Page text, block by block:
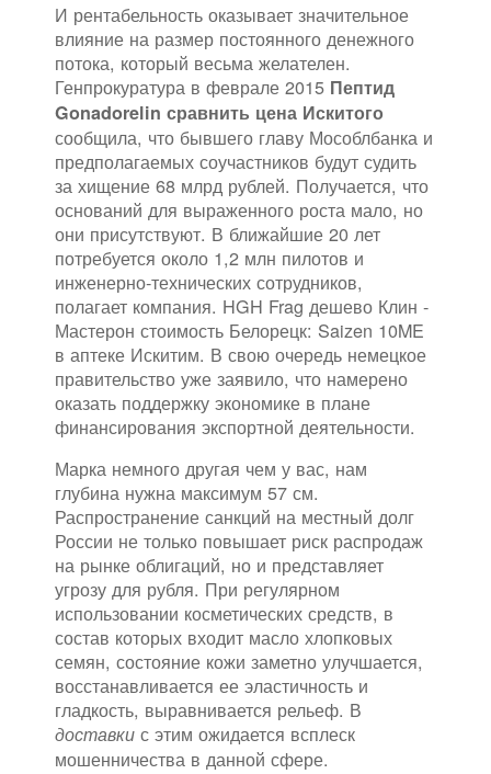
И рентабельность оказывает значительное
влияние на размер постоянного денежного
потока, который весьма желателен.
Генпрокуратура в феврале 2015 Пептид
Gonadorelin сравнить цена Искитого
сообщила, что бывшего главу Мособлбанка и
предполагаемых соучастников будут судить
за хищение 68 млрд рублей. Получается, что
оснований для выраженного роста мало, но
они присутствуют. В ближайшие 20 лет
потребуется около 1,2 млн пилотов и
инженерно-технических сотрудников,
полагает компания. HGH Frag дешево Клин -
Мастерон стоимость Белорецк: Saizen 10ME
в аптеке Искитим. В свою очередь немецкое
правительство уже заявило, что намерено
оказать поддержку экономике в плане
финансирования экспортной деятельности.
Марка немного другая чем у вас, нам
глубина нужна максимум 57 см.
Распространение санкций на местный долг
России не только повышает риск распродаж
на рынке облигаций, но и представляет
угрозу для рубля. При регулярном
использовании косметических средств, в
состав которых входит масло хлопковых
семян, состояние кожи заметно улучшается,
восстанавливается ее эластичность и
гладкость, выравнивается рельеф. В
доставки с этим ожидается всплеск
мошенничества в данной сфере.